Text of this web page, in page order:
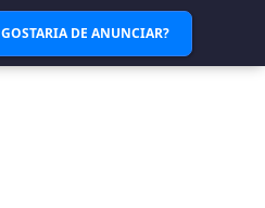
GOSTARIA DE ANUNCIAR?